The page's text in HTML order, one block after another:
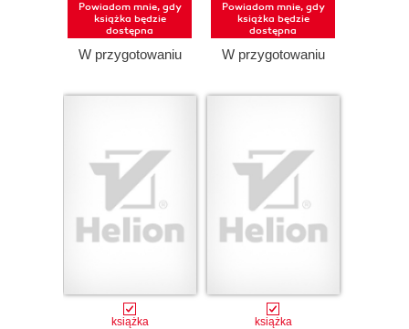
Powiadom mnie, gdy
książka będzie
dostępna
W przygotowaniu
Powiadom mnie, gdy
książka będzie
dostępna
W przygotowaniu
książka książka